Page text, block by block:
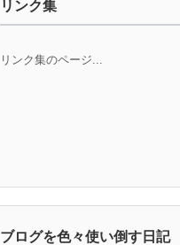
リンク集
リンク集のページ...
ブログを色々使い倒す日記